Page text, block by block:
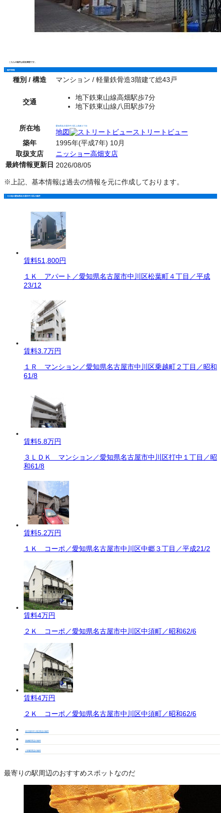
こちらの物件は現在満室です。
物件情報
種別 / 構造 マンション / 軽量鉄骨造3階建て総43戸
交通
地下鉄東山線高畑駅歩7分
地下鉄東山線八田駅歩7分
所在地 愛知県名古屋市中川区上高畑２丁目
地図
ストリートビュー
築年
1995年(平成7年) 10月
取扱支店
ニッショー高畑支店
最終情報更新日 2026/08/05
※上記、基本情報は過去の情報を元に作成しております。
その他の愛知県名古屋市中川区の物件
賃料51,800円
１Ｋ アパート／愛知県名古屋市中川区松葉町４丁目／平成
23/12
賃料3.7万円
１Ｒ マンション／愛知県名古屋市中川区乗越町２丁目／昭和
61/8
賃料5.8万円
３ＬＤＫ マンション／愛知県名古屋市中川区打中１丁目／昭
和61/8
賃料5.2万円
１Ｋ コーポ／愛知県名古屋市中川区中郷３丁目／平成21/2
賃料4万円
２Ｋ コーポ／愛知県名古屋市中川区中須町／昭和62/6
賃料4万円
２Ｋ コーポ／愛知県名古屋市中川区中須町／昭和62/6
名古屋市中川区周辺の物件
高畑駅周辺の物件
八田駅周辺の物件
最寄りの駅周辺のおすすめスポットなのだ